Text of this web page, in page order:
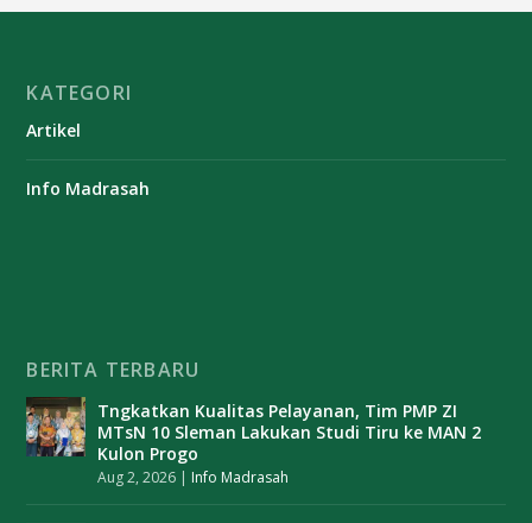
KATEGORI
Artikel
Info Madrasah
BERITA TERBARU
Tngkatkan Kualitas Pelayanan, Tim PMP ZI
MTsN 10 Sleman Lakukan Studi Tiru ke MAN 2
Kulon Progo
Aug 2, 2026 | Info Madrasah